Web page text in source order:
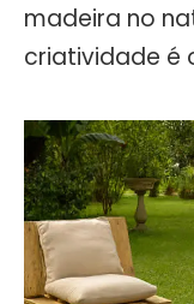
madeira no
criatividade é